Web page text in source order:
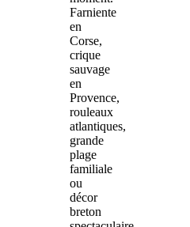
Farniente
en
Corse,
crique
sauvage
en
Provence,
rouleaux
atlantiques,
grande
plage
familiale
ou
décor
breton